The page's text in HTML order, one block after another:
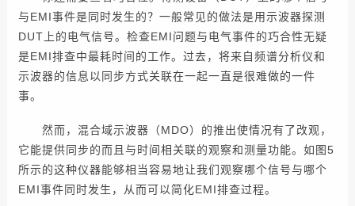
与EMI事件是同时发生的？一般常见的做法是用示波器探测
DUT上的电气信号。检查EMI问题与电气事件的巧合性无疑
是EMI排查中最耗时间的工作。过去，将来自频谱分析仪和
示波器的信息以同步方式关联在一起一直是很难做的一件
事。
然而，混合域示波器（MDO）的推出使情况有了改观，
它能提供同步的而且与时间相关联的观察和测量功能。如图5
所示的这种仪器能够相当容易地让我们观察哪个信号与哪个
EMI事件同时发生，从而可以简化EMI排查过程。